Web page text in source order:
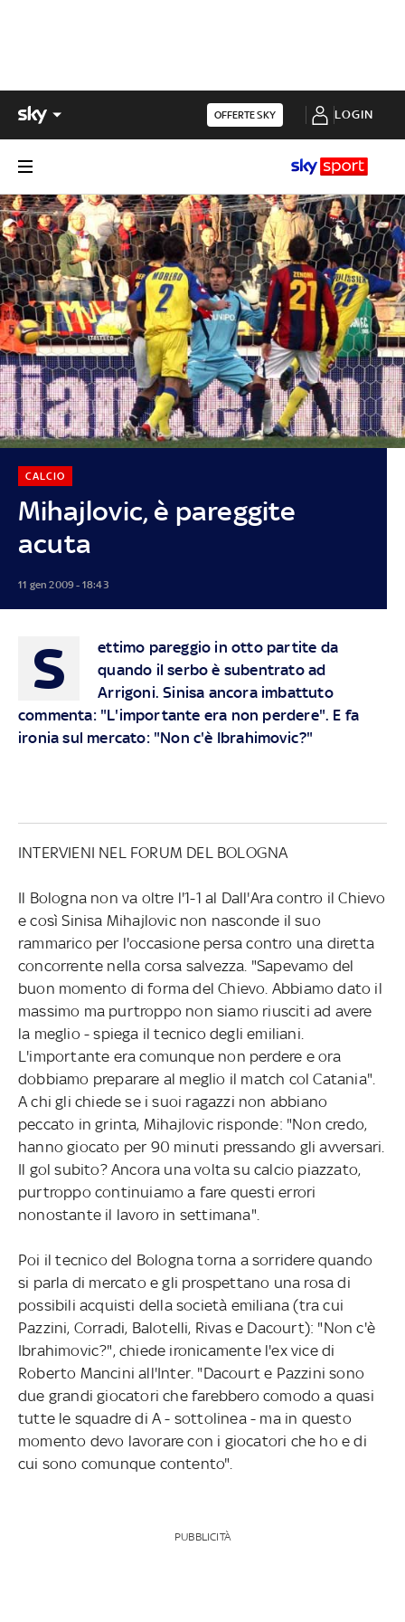
OFFERTE SKY LOGIN
Mihajlovic, è pareggite
acuta
CALCIO
11 gen 2009 - 18:43
S
ettimo pareggio in otto partite da
quando il serbo è subentrato ad
Arrigoni. Sinisa ancora imbattuto
commenta: "L'importante era non perdere". E fa
ironia sul mercato: "Non c'è Ibrahimovic?"
INTERVIENI NEL FORUM DEL BOLOGNA
Il Bologna non va oltre l'1-1 al Dall'Ara contro il Chievo
e così Sinisa Mihajlovic non nasconde il suo
rammarico per l'occasione persa contro una diretta
concorrente nella corsa salvezza. "Sapevamo del
buon momento di forma del Chievo. Abbiamo dato il
massimo ma purtroppo non siamo riusciti ad avere
la meglio - spiega il tecnico degli emiliani.
L'importante era comunque non perdere e ora
dobbiamo preparare al meglio il match col Catania".
A chi gli chiede se i suoi ragazzi non abbiano
peccato in grinta, Mihajlovic risponde: "Non credo,
hanno giocato per 90 minuti pressando gli avversari.
Il gol subito? Ancora una volta su calcio piazzato,
purtroppo continuiamo a fare questi errori
nonostante il lavoro in settimana".
Poi il tecnico del Bologna torna a sorridere quando
si parla di mercato e gli prospettano una rosa di
possibili acquisti della società emiliana (tra cui
Pazzini, Corradi, Balotelli, Rivas e Dacourt): "Non c'è
Ibrahimovic?", chiede ironicamente l'ex vice di
Roberto Mancini all'Inter. "Dacourt e Pazzini sono
due grandi giocatori che farebbero comodo a quasi
tutte le squadre di A - sottolinea - ma in questo
momento devo lavorare con i giocatori che ho e di
cui sono comunque contento".
PUBBLICITÀ